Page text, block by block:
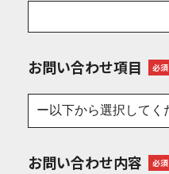
お問い合わせ項目 必須
お問い合わせ内容 必須